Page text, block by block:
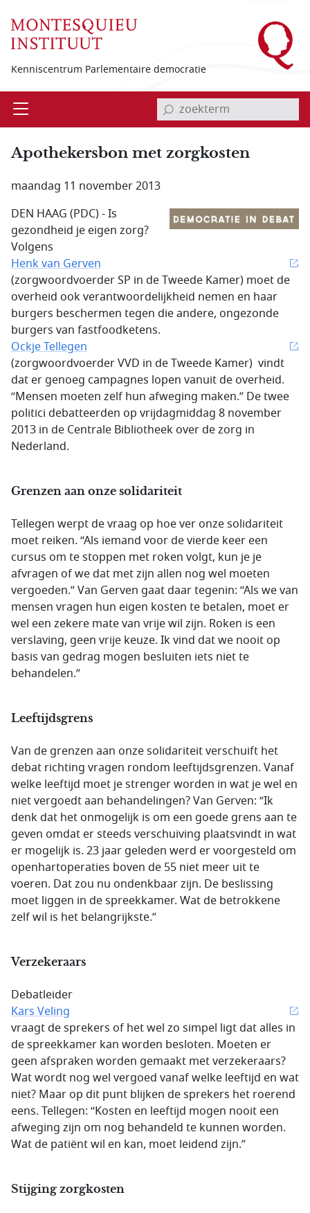
Kenniscentrum Parlementaire democratie
Open invoerveld zoekterm
Apothekersbon met zorgkosten
maandag 11 november 2013
DEN HAAG (PDC) - Is
gezondheid je eigen zorg?
Volgens
Henk van Gerven
(zorgwoordvoerder SP in de Tweede Kamer) moet de
overheid ook verantwoordelijkheid nemen en haar
burgers beschermen tegen die andere, ongezonde
burgers van fastfoodketens.
Ockje Tellegen
(zorgwoordvoerder VVD in de Tweede Kamer) vindt
dat er genoeg campagnes lopen vanuit de overheid.
“Mensen moeten zelf hun afweging maken.” De twee
politici debatteerden op vrijdagmiddag 8 november
2013 in de Centrale Bibliotheek over de zorg in
Nederland.
Grenzen aan onze solidariteit
Tellegen werpt de vraag op hoe ver onze solidariteit
moet reiken. “Als iemand voor de vierde keer een
cursus om te stoppen met roken volgt, kun je je
afvragen of we dat met zijn allen nog wel moeten
vergoeden.” Van Gerven gaat daar tegenin: “Als we van
mensen vragen hun eigen kosten te betalen, moet er
wel een zekere mate van vrije wil zijn. Roken is een
verslaving, geen vrije keuze. Ik vind dat we nooit op
basis van gedrag mogen besluiten iets niet te
behandelen.”
Leeftijdsgrens
Van de grenzen aan onze solidariteit verschuift het
debat richting vragen rondom leeftijdsgrenzen. Vanaf
welke leeftijd moet je strenger worden in wat je wel en
niet vergoedt aan behandelingen? Van Gerven: “Ik
denk dat het onmogelijk is om een goede grens aan te
geven omdat er steeds verschuiving plaatsvindt in wat
er mogelijk is. 23 jaar geleden werd er voorgesteld om
openhartoperaties boven de 55 niet meer uit te
voeren. Dat zou nu ondenkbaar zijn. De beslissing
moet liggen in de spreekkamer. Wat de betrokkene
zelf wil is het belangrijkste.”
Verzekeraars
Debatleider
Kars Veling
vraagt de sprekers of het wel zo simpel ligt dat alles in
de spreekkamer kan worden besloten. Moeten er
geen afspraken worden gemaakt met verzekeraars?
Wat wordt nog wel vergoed vanaf welke leeftijd en wat
niet? Maar op dit punt blijken de sprekers het roerend
eens. Tellegen: “Kosten en leeftijd mogen nooit een
afweging zijn om nog behandeld te kunnen worden.
Wat de patiënt wil en kan, moet leidend zijn.”
Stijging zorgkosten